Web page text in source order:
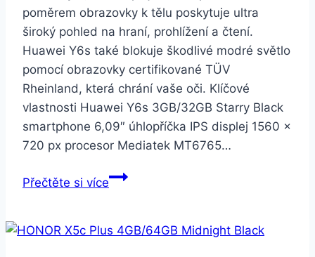
poměrem obrazovky k tělu poskytuje ultra
široký pohled na hraní, prohlížení a čtení.
Huawei Y6s také blokuje škodlivé modré světlo
pomocí obrazovky certifikované TÜV
Rheinland, která chrání vaše oči. Klíčové
vlastnosti Huawei Y6s 3GB/32GB Starry Black
smartphone 6,09″ úhlopříčka IPS displej 1560 ×
720 px procesor Mediatek MT6765…
Přečtěte si víceHuawei
Starry